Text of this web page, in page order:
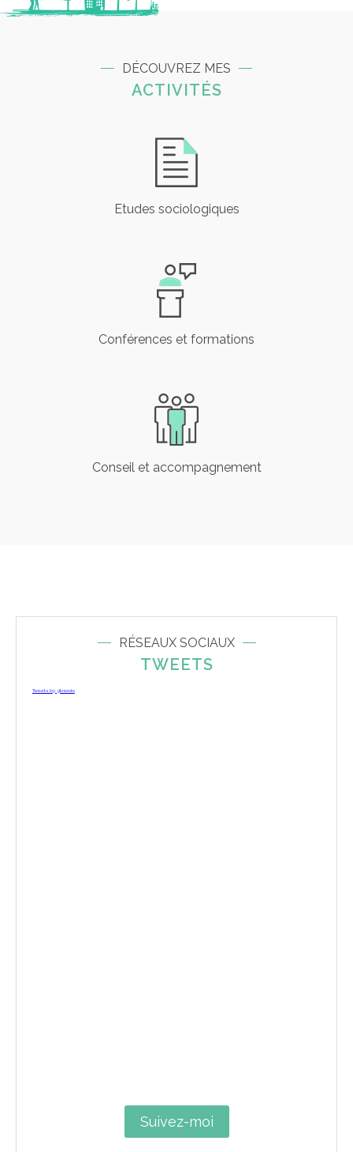
DÉCOUVREZ MES
ACTIVITÉS
Etudes sociologiques
Conférences et formations
Conseil et accompagnement
RÉSEAUX SOCIAUX
TWEETS
Tweets by gbsocio
Suivez-moi